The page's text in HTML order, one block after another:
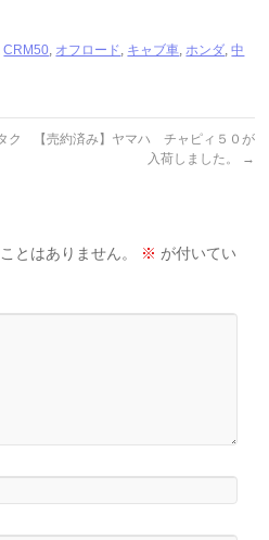
,CRM50 オフロード キャブ車 ホンダ ,中
ク
【売約済み】ヤマハ チャピィ５０が
入荷しました。
→
とはありません。 ※ が付いてい